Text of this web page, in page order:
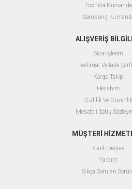
Toshiba Kumanda
Samsung
ALIŞVERİŞ
Siparişlerim
Teslimat Ve İade
Kargo Takip
Hesabım
Gizlilik Ve Güvenlik
Mesafeli Satış
MÜŞTERİ
Canlı Destek
Yardım
Sıkça Sorulan